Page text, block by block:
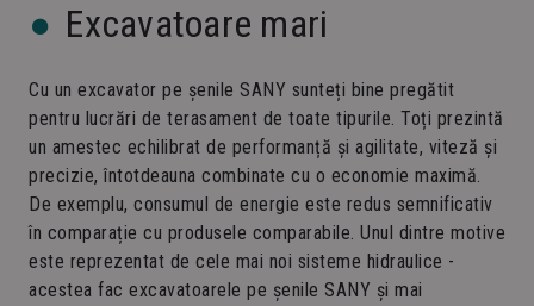
Excavatoare mari
Cu un excavator pe șenile SANY sunteți bine pregătit
pentru lucrări de terasament de toate tipurile. Toți prezintă
un amestec echilibrat de performanță și agilitate, viteză și
precizie, întotdeauna combinate cu o economie maximă.
De exemplu, consumul de energie este redus semnificativ
în comparație cu produsele comparabile. Unul dintre motive
este reprezentat de cele mai noi sisteme hidraulice -
acestea fac excavatoarele pe șenile SANY și mai